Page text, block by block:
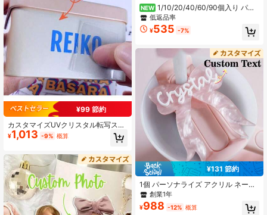
¥99 節約
カスタマイズUVクリスタル転写ステ
ッカー、カスタム転写ステッカー、
ゴールド、シルバー、レーザー効果
ーソナライズ、ウェディングカスタ
マイズ
¥1,013 -9% 概算
NEW 1/10/20/40/60/90個入り パー
ソナライズ ワイングラス ネームタグ
カスタムテキスト入り シャンパング
ラス ドリンクマーカー ミニマル ホ
ブライダルシャワー バチェロレッ
ト・ヘンパーティー 秋の結婚式 ホリ
デー集まり パーティーテーブル装飾
低返品率
¥535 -7%
¥131 節約
1個 パーソナライズ アクリル ネーム
タグ、ロマンチックなリボンデザイ
ン、波型のカスタムフォント、ウォ
ーターカップ、クリエイティブな食
創業1年
¥988 -12% 概算